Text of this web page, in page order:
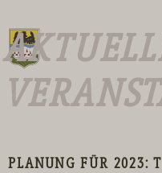
PLANUNG FÜR 2023: